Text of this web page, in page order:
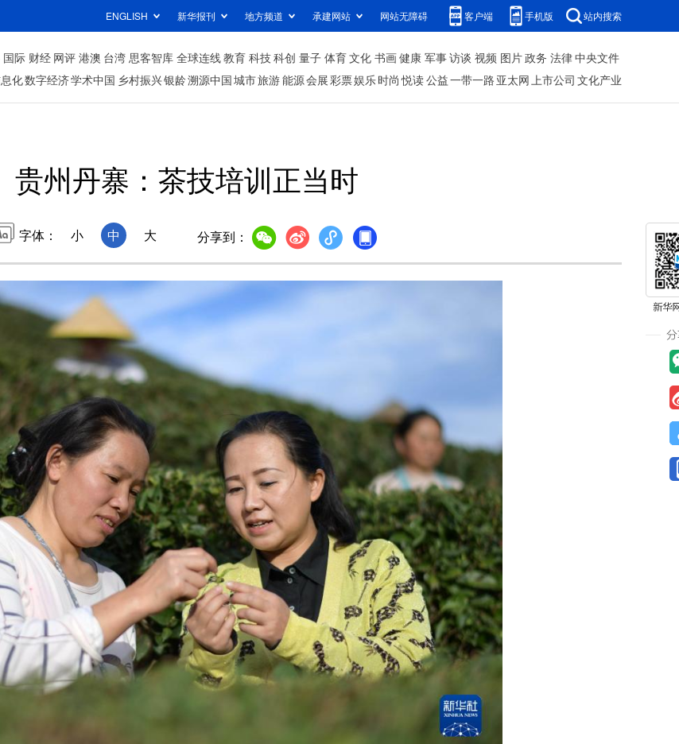
ENGLISH 新华报刊 地方频道 承建网站 网站无障碍 客户端 手机版 站内搜索
国际 财经 网评 港澳 台湾 思客智库 全球连线教育 科技科创 量子 体育文化 书画健康 军事访谈 视频 图片政务 法律中央文件
化数字经济学术中国 乡村振兴银龄溯源中国城市旅游能源会展彩票娱乐时尚 悦读公益一带一路 亚太网上市公司 文化产业
贵州丹寨：茶技培训正当时
字体： 小 中 大 分享到：